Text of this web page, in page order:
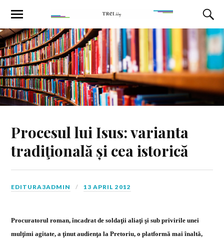
Procesul lui Isus: varianta
tradiţională și cea istorică
EDITURA3ADMIN 13 APRIL 2012
Procuratorul roman, încadrat de soldaţii aliaţişi sub privirile unei
mulţimi agitate, aţinut audienţa la Pretoriu, o platformă mai înaltă,